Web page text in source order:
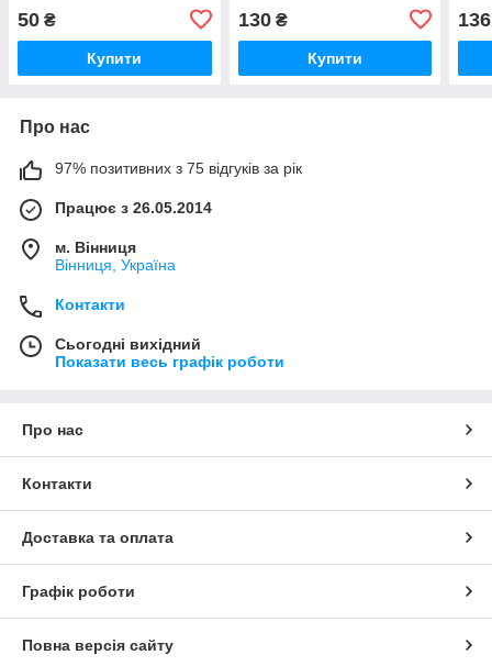
50 ₴
Купити
130₴
Купити
136
Про нас
97% позитивних з 75 відгуків за рік
Працює з 26.05.2014
м. Вінниця
Вінниця, Україна
Контакти
Сьогодні вихідний
Показати весь графік роботи
Про нас
Контакти
Доставка та оплата
Графік роботи
Повна версія сайту